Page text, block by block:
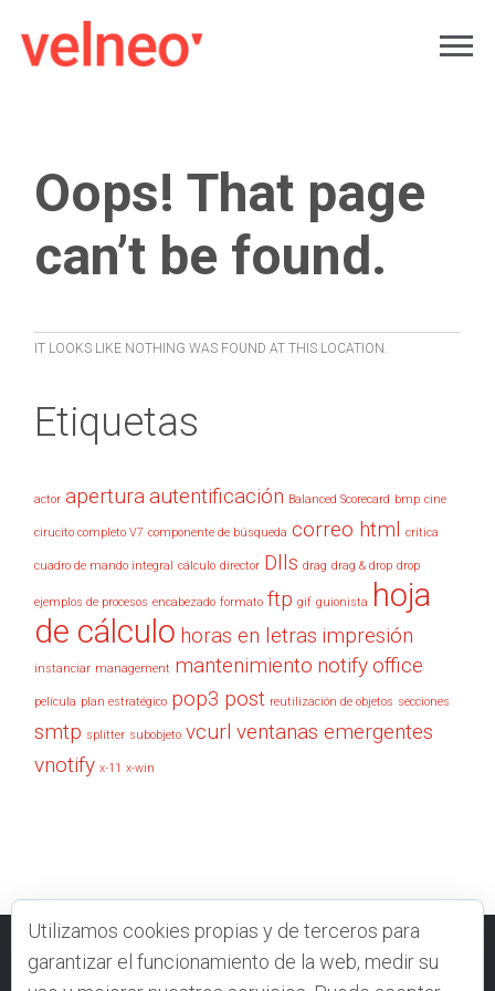
Oops! That page
can’t be found.
IT LOOKS LIKE NOTHING WAS FOUND AT THIS LOCATION.
Etiquetas
actor apertura autentificación Balanced Scorecard bmp cine
cirucito completo V7 componente de búsqueda correo html crítica
cuadro de mando integral cálculo director Dlls drag drag & drop drop
ejemplos de procesos encabezado formato ftp gif guionista hoja
de cálculo horas en letras impresión
instanciar management mantenimiento notifyoffice
película plan estratégico pop3 post reutilización de objetos secciones
smtp splitter subobjeto vcurl ventanas emergentes
vnotify x-11 x-win
VELNEO.COM CONTACTO FOROS DOCUMENTACIÓN
Utilizamos cookies propias y de terceros para
garantizar el funcionamiento de la web, medir su